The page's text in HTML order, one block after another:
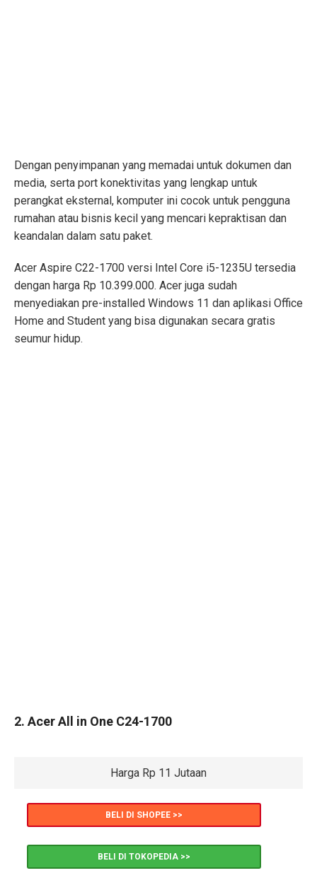
Dengan penyimpanan yang memadai untuk dokumen dan
media, serta port konektivitas yang lengkap untuk
perangkat eksternal, komputer ini cocok untuk pengguna
rumahan atau bisnis kecil yang mencari kepraktisan dan
keandalan dalam satu paket.
Acer Aspire C22-1700 versi Intel Core i5-1235U tersedia
dengan harga Rp 10.399.000. Acer juga sudah
menyediakan pre-installed Windows 11 dan aplikasi Office
Home and Student yang bisa digunakan secara gratis
seumur hidup.
2. Acer All in One C24-1700
Harga Rp 11 Jutaan
BELI DI SHOPEE >>
BELI DI TOKOPEDIA >>